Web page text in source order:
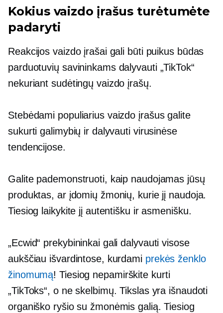
Kokius vaizdo įrašus turėtumėte
padaryti
Reakcijos vaizdo įrašai gali būti puikus būdas
parduotuvių savininkams dalyvauti „TikTok“
nekuriant sudėtingų vaizdo įrašų.
Stebėdami populiarius vaizdo įrašus galite
sukurti galimybių ir dalyvauti virusinėse
tendencijose.
Galite pademonstruoti, kaip naudojamas jūsų
produktas, ar įdomių žmonių, kurie jį naudoja.
Tiesiog laikykite jį autentišku ir asmenišku.
„Ecwid“ prekybininkai gali dalyvauti visose
aukščiau išvardintose, kurdami prekės ženklo
žinomumą! Tiesiog nepamirškite kurti
„TikToks“, o ne skelbimų. Tikslas yra išnaudoti
organiško ryšio su žmonėmis galią. Tiesiog